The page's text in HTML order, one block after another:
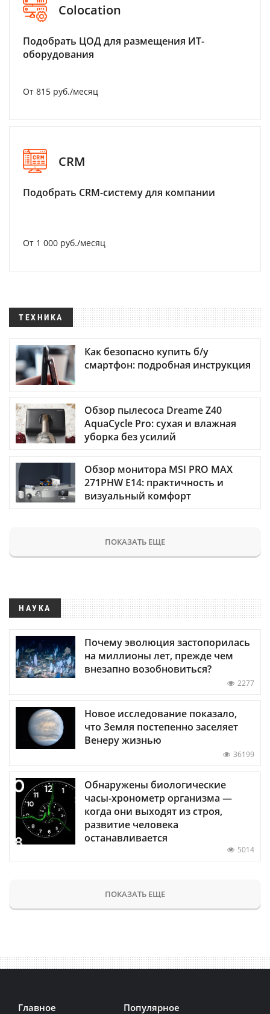
Colocation
Подобрать ЦОД для размещения ИТ-
оборудования
От 815 руб./месяц
CRM
Подобрать CRM-систему для компании
От 1 000 руб./месяц
ТЕХНИКА
Как безопасно купить б/у
смартфон: подробная инструкция
Обзор пылесоса Dreame Z40
AquaCycle Pro: сухая и влажная
уборка без усилий
Обзор монитора MSI PRO MAX
271PHW E14: практичность и
визуальный комфорт
ПОКАЗАТЬ ЕЩЕ
НАУКА
Почему эволюция застопорилась
на миллионы лет, прежде чем
внезапно возобновиться?
2277
Новое исследование показало,
что Земля постепенно заселяет
Венеру жизнью
36199
Обнаружены биологические
часы-хронометр организма —
когда они выходят из строя,
развитие человека
останавливается
5014
ПОКАЗАТЬ ЕЩЕ
Главное Популярное